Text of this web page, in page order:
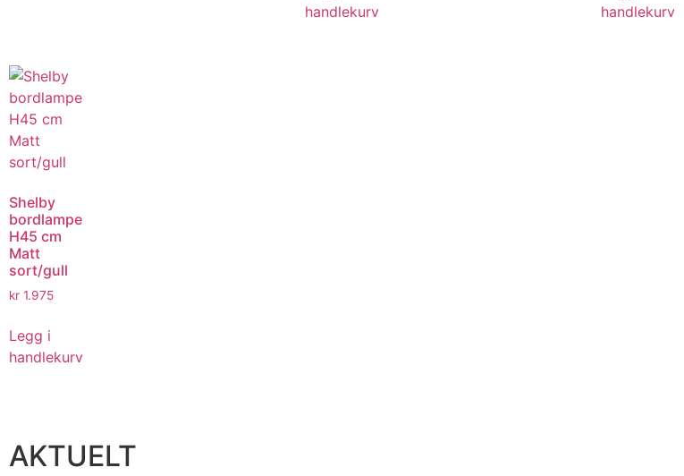
handlekurv
handlekurv
Shelby
bordlampe
H45 cm
Matt
sort/gull
kr 1.975
Legg i
handlekurv
AKTUELT